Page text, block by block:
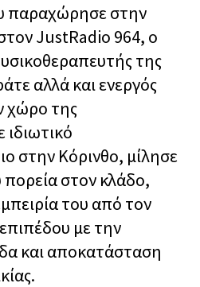
παραχώρησε στην
JustRadio 964, ο
της
αλλά και ενεργός
χώρο της
στην Κόρινθο, μίλησε
πορεία στον κλάδο,
του από τον
με την
και αποκατάσταση